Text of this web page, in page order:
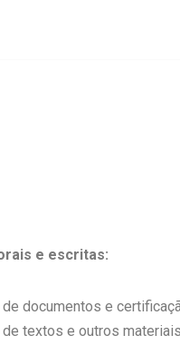
e escritas:
documentos e
de textos e outros materiais